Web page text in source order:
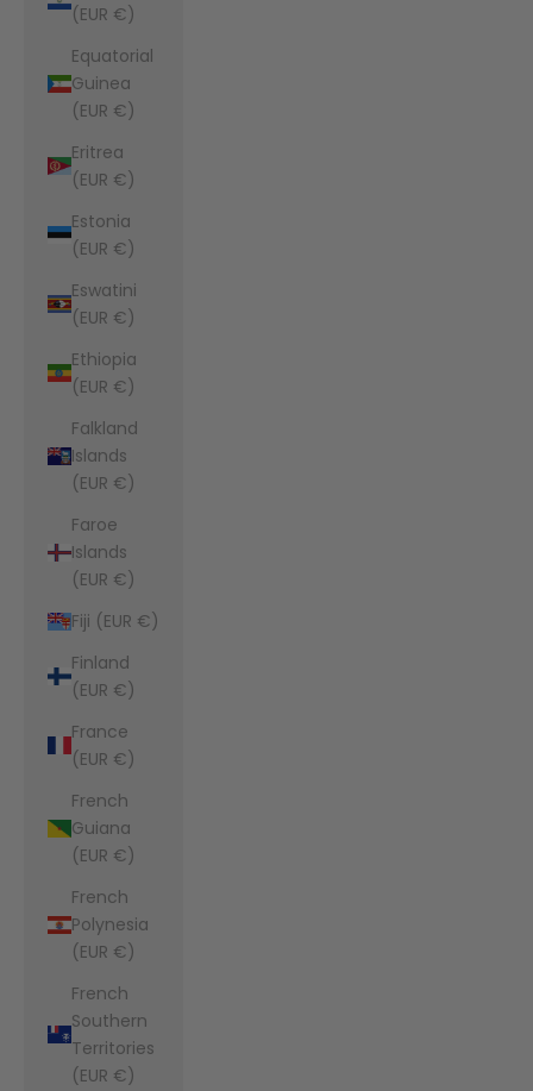
(EUR €)
Equatorial
Guinea
(EUR €)
Eritrea
(EUR €)
Estonia
(EUR €)
Eswatini
(EUR €)
Ethiopia
(EUR €)
Falkland
Islands
(EUR €)
Faroe
Islands
(EUR €)
Fiji (EUR €)
Finland
(EUR €)
France
(EUR €)
French
Guiana
(EUR €)
French
Polynesia
(EUR €)
French
Southern
Territories
(EUR €)